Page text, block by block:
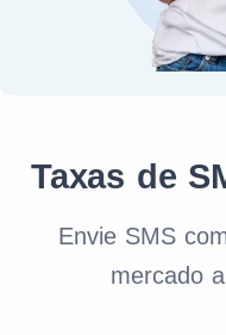
Taxas de
Envie SMS
mercado